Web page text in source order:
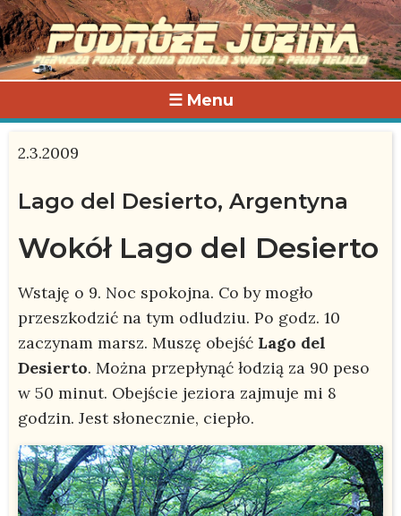
☰ Menu
2.3.2009
Lago del Desierto, Argentyna
Wokół Lago del Desierto
Wstaję o 9. Noc spokojna. Co by mogło
przeszkodzić na tym odludziu. Po godz. 10
zaczynam marsz. Muszę obejść Lago del
Desierto. Można przepłynąć łodzią za 90 peso
w 50 minut. Obejście jeziora zajmuje mi 8
godzin. Jest słonecznie, ciepło.